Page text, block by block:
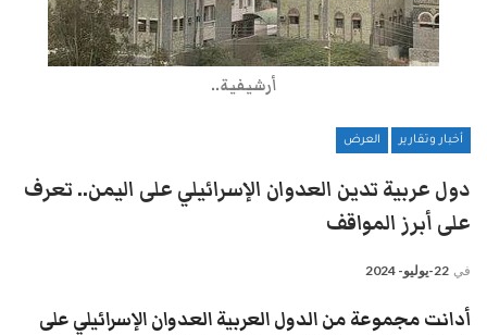
أرشيفية..
أخبار وتقارير العرض
دول عربية تدين العدوان الإسرائيلي على اليمن.. تعرف
على أبرز المواقف
في 22-يوليو- 2024
أدانت مجموعة من الدول العربية العدوان الإسرائيلي على